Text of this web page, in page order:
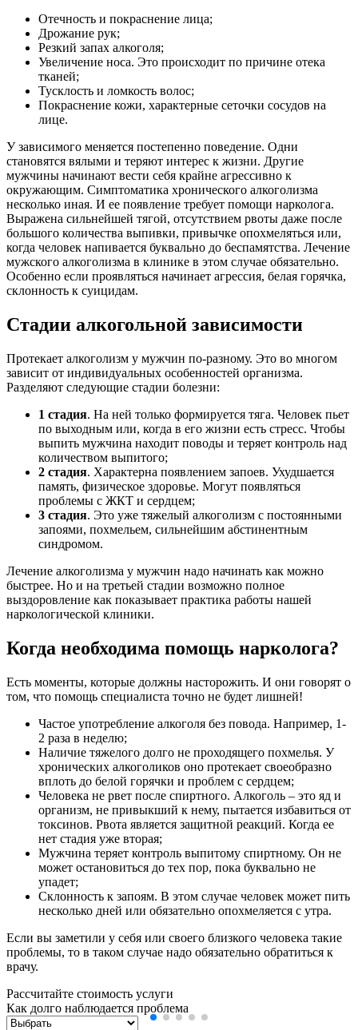
Отечность и покраснение лица;
Дрожание рук;
Резкий запах алкоголя;
Увеличение носа. Это происходит по причине отека
тканей;
Тусклость и ломкость волос;
Покраснение кожи, характерные сеточки сосудов на
лице.
У зависимого меняется постепенно поведение. Одни
становятся вялыми и теряют интерес к жизни. Другие
мужчины начинают вести себя крайне агрессивно к
окружающим. Симптоматика хронического алкоголизма
несколько иная. И ее появление требует помощи нарколога.
Выражена сильнейшей тягой, отсутствием рвоты даже после
большого количества выпивки, привычке опохмеляться или,
когда человек напивается буквально до беспамятства. Лечение
мужского алкоголизма в клинике в этом случае обязательно.
Особенно если проявляться начинает агрессия, белая горячка,
склонность к суицидам.
Стадии алкогольной зависимости
Протекает алкоголизм у мужчин по-разному. Это во многом
зависит от индивидуальных особенностей организма.
Разделяют следующие стадии болезни:
1 стадия. На ней только формируется тяга. Человек пьет
по выходным или, когда в его жизни есть стресс. Чтобы
выпить мужчина находит поводы и теряет контроль над
количеством выпитого;
2 стадия. Характерна появлением запоев. Ухудшается
память, физическое здоровье. Могут появляться
проблемы с ЖКТ и сердцем;
3 стадия. Это уже тяжелый алкоголизм с постоянными
запоями, похмельем, сильнейшим абстинентным
синдромом.
Лечение алкоголизма у мужчин надо начинать как можно
быстрее. Но и на третьей стадии возможно полное
выздоровление как показывает практика работы нашей
наркологической клиники.
Когда необходима помощь нарколога?
Есть моменты, которые должны насторожить. И они говорят о
том, что помощь специалиста точно не будет лишней!
Частое употребление алкоголя без повода. Например, 1-
2 раза в неделю;
Наличие тяжелого долго не проходящего похмелья. У
хронических алкоголиков оно протекает своеобразно
вплоть до белой горячки и проблем с сердцем;
Человека не рвет после спиртного. Алкоголь – это яд и
организм, не привыкший к нему, пытается избавиться от
токсинов. Рвота является защитной реакций. Когда ее
нет стадия уже вторая;
Мужчина теряет контроль выпитому спиртному. Он не
может остановиться до тех пор, пока буквально не
упадет;
Склонность к запоям. В этом случае человек может пить
несколько дней или обязательно опохмеляется с утра.
Если вы заметили у себя или своего близкого человека такие
проблемы, то в таком случае надо обязательно обратиться к
врачу.
Рассчитайте стоимость услуги
Как долго наблюдается проблема